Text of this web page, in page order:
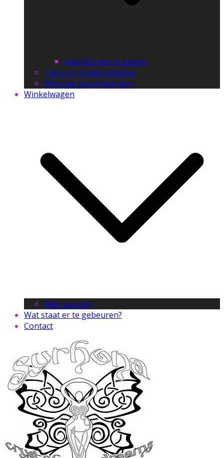
(edel)Stenen in games
Tarot en Orakel boekjes
Wierook beschrijvingen
Winkelwagen
Mijn account
Wat staat er te gebeuren?
Contact